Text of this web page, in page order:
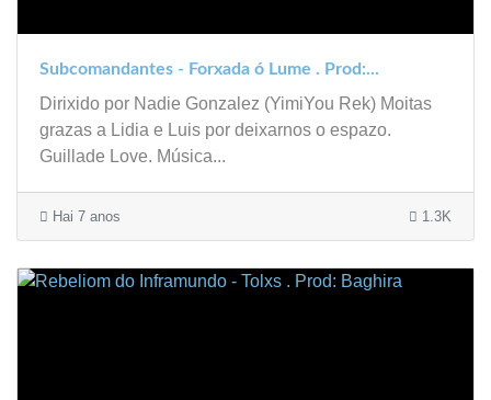
Subcomandantes - Forxada ó Lume . Prod:...
Dirixido por Nadie Gonzalez (YimiYou Rek) Moitas
grazas a Lidia e Luis por deixarnos o espazo.
Guillade Love. Música...
Hai 7 anos 1.3K